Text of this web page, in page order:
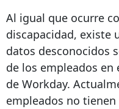
Al igual que ocurre
discapacidad, existe
datos desconocidos
de los empleados
de Workday.
empleados no